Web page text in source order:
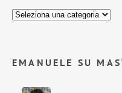
EMANUELE SU